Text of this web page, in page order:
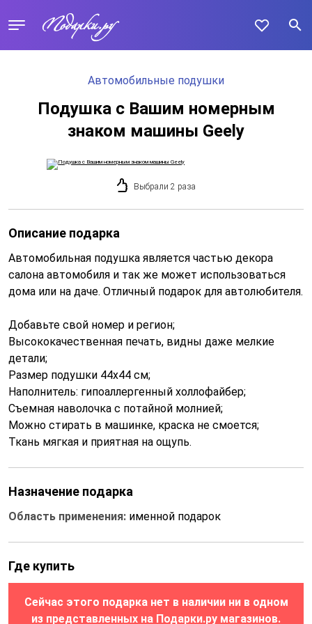
Автомобильные подушки
Подушка с Вашим номерным
знаком машины Geely
Выбрали 2 раза
Описание подарка
Автомобильная подушка является частью декора
салона автомобиля и так же может использоваться
дома или на даче. Отличный подарок для автолюбителя.
Добавьте свой номер и регион;
Высококачественная печать, видны даже мелкие
детали;
Размер подушки 44x44 см;
Наполнитель: гипоаллергенный холлофайбер;
Съемная наволочка с потайной молнией;
Можно стирать в машинке, краска не смоется;
Ткань мягкая и приятная на ощупь.
Назначение подарка
Область применения: именной подарок
Где купить
Сейчас этого подарка нет в наличии ни в одном
из представленных на Подарки.ру магазинов.